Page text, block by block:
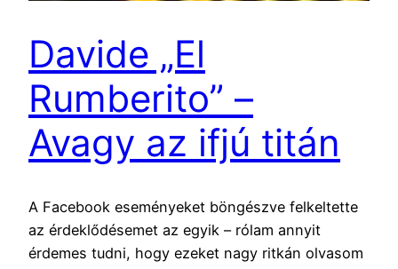
Davide „El
Rumberito” –
Avagy az ifjú titán
A Facebook eseményeket böngészve felkeltette
az érdeklődésemet az egyik – rólam annyit
érdemes tudni, hogy ezeket nagy ritkán olvasom